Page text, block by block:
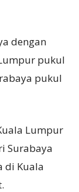
dengan
pukul
pukul
Lumpur
Surabaya
di Kuala